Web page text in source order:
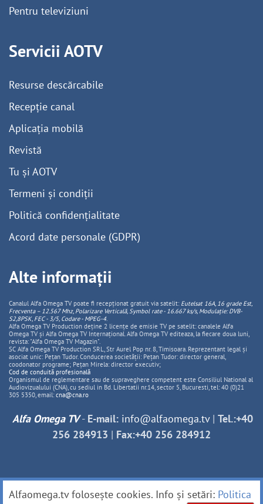
Pentru televiziuni
Servicii AOTV
Resurse descărcabile
Recepție canal
Aplicația mobilă
Revistă
Tu și AOTV
Termeni și condiții
Politică confidențialitate
Acord date personale (GDPR)
Alte informații
Canalul Alfa Omega TV poate fi recepționat gratuit via satelit: Eutelsat 16A, 16 grade Est,
Frecventa – 12.567 Mhz, PolarizareVerticală, Symbol rate - 16.667 ks/s, Modulație: DVB-
S2,8PSK, FEC - 3/5, Codare - MPEG-4.
Alfa Omega TV Production deține 2 licențe de emisie TV pe satelit: canalele Alfa
Omega TV și Alfa Omega TV Internațional. Alfa Omega TV editeaza, la fiecare doua luni,
revista: "Alfa Omega TV Magazin".
SC Alfa Omega TV Production SRL, Str Aurel Pop nr. 8, Timisoara. Reprezentant legal și
asociat unic: Pețan Tudor. Conducerea societății: Pețan Tudor: director general,
coodonator programe; Pețan Mirela: director executiv;
Cod de conduită profesională
Organismul de reglementare sau de supraveghere competent este Consiliul National al
Audiovizualului (CNA), cu sediul in Bd. Libertatii nr.14, sector 5, Bucuresti, tel: 40 (0)21
305 5350, email: cna@cna.ro
Alfa Omega TV- E-mail: info@alfaomega.tv| Tel.:+40
256 284913 | Fax:+40 256 284912
Alfaomega.tv folosește cookies. Info și setări: Politica